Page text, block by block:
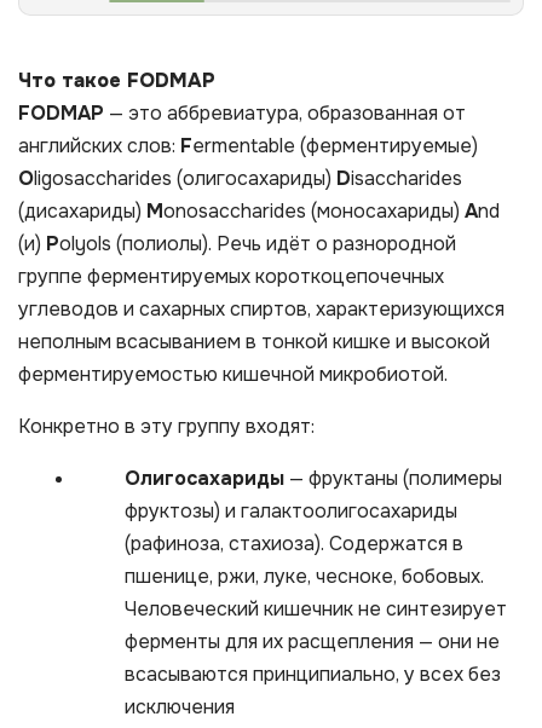
Что такое FODMAP
FODMAP — это аббревиатура, образованная от
английских слов: Fermentable (ферментируемые)
Oligosaccharides (олигосахариды) Disaccharides
(дисахариды) Monosaccharides (моносахариды) And
(и) Polyols (полиолы). Речь идёт о разнородной
группе ферментируемых короткоцепочечных
углеводов и сахарных спиртов, характеризующихся
неполным всасыванием в тонкой кишке и высокой
ферментируемостью кишечной микробиотой.
Конкретно в эту группу входят:
Олигосaхариды — фруктаны (полимеры
фруктозы) и галактоолигосахариды
(рафиноза, стахиоза). Содержатся в
пшенице, ржи, луке, чесноке, бобовых.
Человеческий кишечник не синтезирует
ферменты для их расщепления — они не
всасываются принципиально, у всех без
исключения